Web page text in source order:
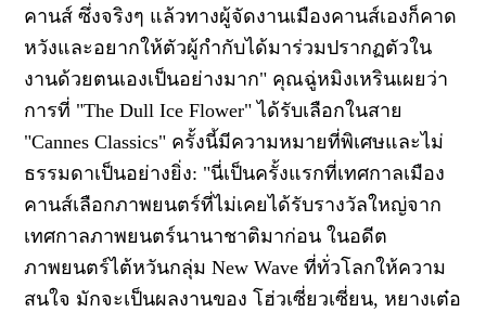
คานส์ ซึ่งจริงๆ แล้วทางผู้จัดงานเมืองคานส์เองก็คาด
หวังและอยากให้ตัวผู้กำกับได้มาร่วมปรากฏตัวใน
งานด้วยตนเองเป็นอย่างมาก" คุณฉู่หมิงเหรินเผยว่า
การที่ "The Dull Ice Flower"ได้รับเลือกในสาย
"Cannes Classics" ครั้งนี้มีความหมายที่พิเศษและไม่
ธรรมดาเป็นอย่างยิ่ง: "นี่เป็นครั้งแรกที่เทศกาลเมือง
คานส์เลือกภาพยนตร์ที่ไม่เคยได้รับรางวัลใหญ่จาก
เทศกาลภาพยนตร์นานาชาติมาก่อน ในอดีต
ภาพยนตร์ไต้หวันกลุ่มNew Waveที่ทั่วโลกให้ความ
สนใจ มักจะเป็นผลงานของ โฮ่วเซี่ยวเซี่ยน, หยางเต๋อ